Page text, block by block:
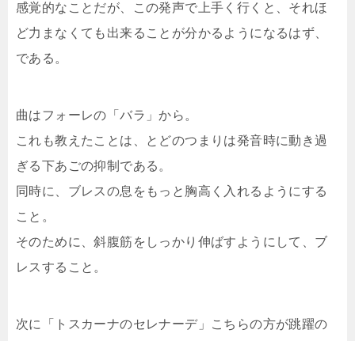
感覚的なことだが、この発声で上手く行くと、それほ
ど力まなくても出来ることが分かるようになるはず、
である。
曲はフォーレの「バラ」から。
これも教えたことは、とどのつまりは発音時に動き過
ぎる下あごの抑制である。
同時に、ブレスの息をもっと胸高く入れるようにする
こと。
そのために、斜腹筋をしっかり伸ばすようにして、ブ
レスすること。
次に「トスカーナのセレナーデ」こちらの方が跳躍の